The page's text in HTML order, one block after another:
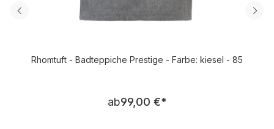
Rhomtuft - Badteppiche Prestige - Farbe: kiesel - 85
Regulärer Preis:
ab99,00 €*